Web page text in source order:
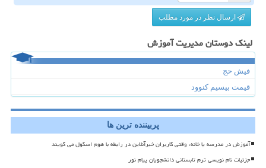
ارسال نظر در مورد مطلب
لینک دوستان مدیریت آموزش
فیش حج
قیمت بیسیم کنوود
پربیننده ترین ها
آموزش در مدرسه یا خانه، وقتی کاربران خبرآنلاین در رابطه با هوم اسکول می گویند
جزئیات نام نویسی ترم تابستانی دانشجویان پیام نور